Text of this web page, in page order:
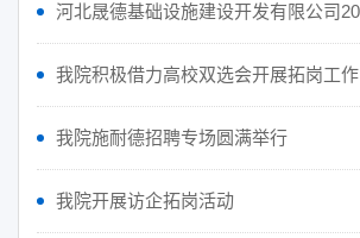
我院积极借力高校双选会开展拓岗工作
我院施耐德招聘专场圆满举行
我院开展访企拓岗活动